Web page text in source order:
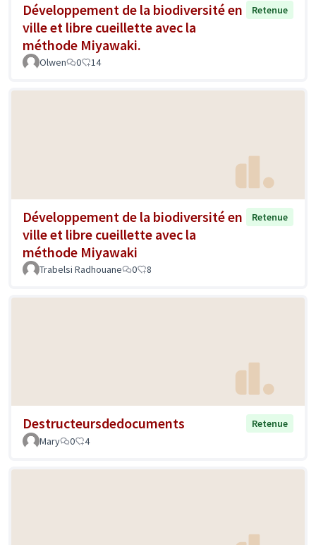
Développement de la biodiversité en
ville et libre cueillette avec la
méthode Miyawaki.
Retenue
Olwen 0 14
Développement de la biodiversité en
ville et libre cueillette avec la
méthode Miyawaki
Retenue
Trabelsi Radhouane 0 8
Destructeursdedocuments
Retenue
Mary
0 4